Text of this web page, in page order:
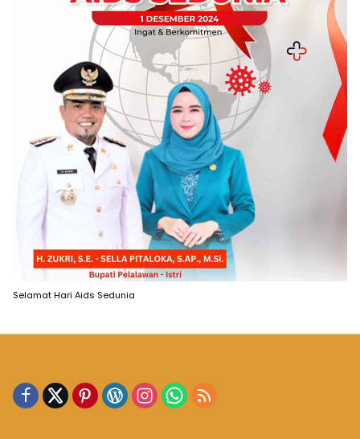
Selamat Hari Aids Sedunia